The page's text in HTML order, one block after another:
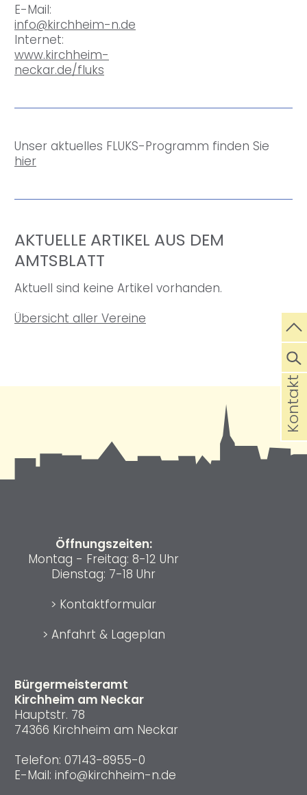
E-Mail:
info@kirchheim-n.de
Internet:
www.kirchheim-
neckar.de/fluks
Unser aktuelles FLUKS-Programm finden Sie
hier
AKTUELLE ARTIKEL AUS DEM
AMTSBLATT
Aktuell sind keine Artikel vorhanden.
Übersicht aller Vereine
Bürgermeisteramt
Kirchheim am Neckar
Hauptstr. 78
74366 Kirchheim am Neckar
Telefon: 07143-8955-0
E-Mail: info@kirchheim-n.de
Öffnungszeiten:
Montag - Freitag: 8-12 Uhr
Dienstag: 7-18 Uhr
> Kontaktformular
> Anfahrt & Lageplan
Kontakt